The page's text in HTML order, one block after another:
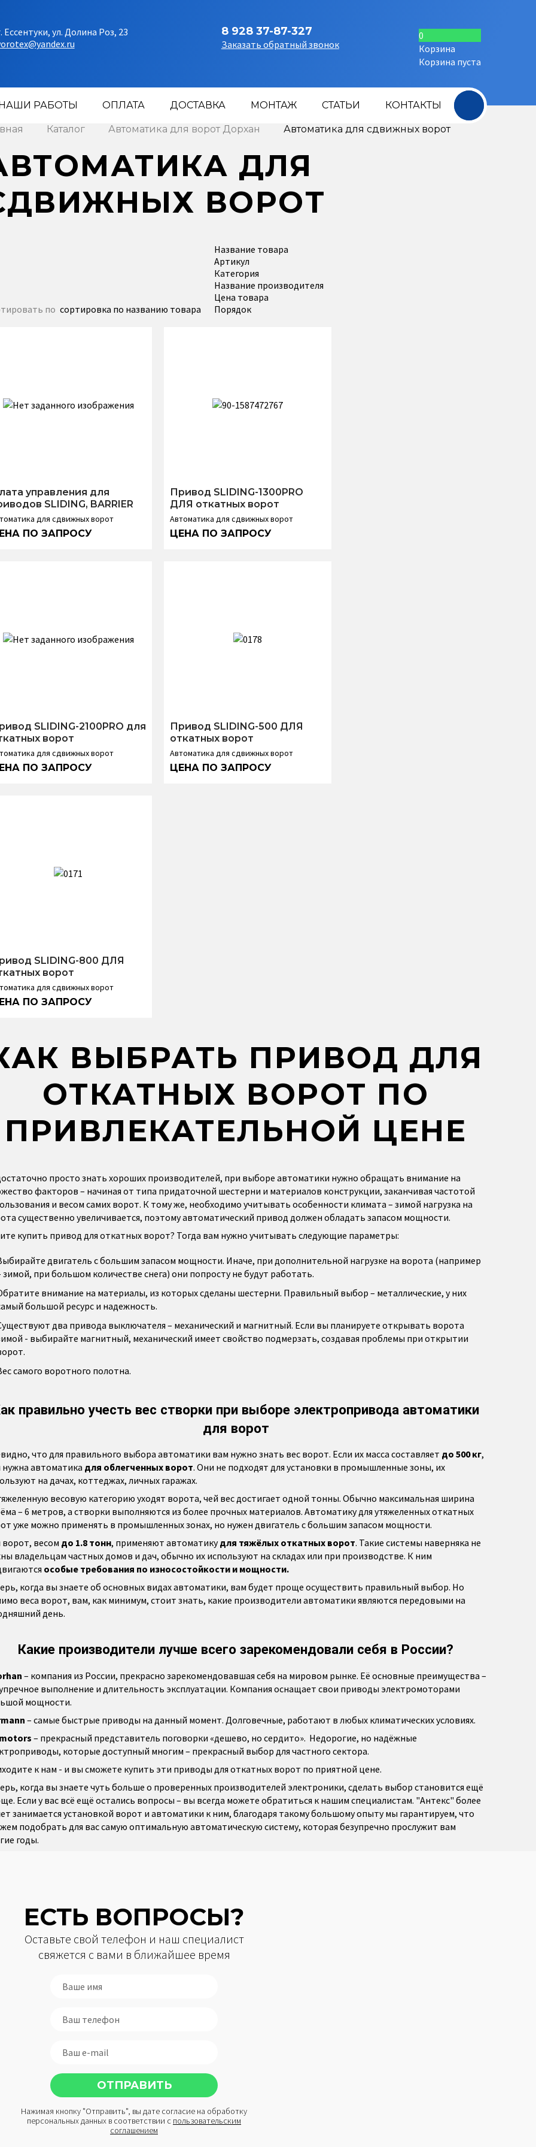
Ессентуки, ул. Долина Роз, 23
8 928 37-87-327
Заказать обратный звонок
0
Корзина
Корзина пуста
РАБОТЫ ОПЛАТА ДОСТАВКА МОНТАЖ СТАТЬИ КОНТАКТЫ +
Каталог Автоматика для ворот Дорхан Автоматика для сдвижных ворот
ДЛЯ
ВОРОТ
по сортировка по названию товара
Название товара
Артикул
Категория
Название производителя
Цена товара
Порядок
управления для
SLIDING, BARRIER
для сдвижных ворот
Привод SLIDING-1300PRO
ДЛЯ откатных ворот
Автоматика для сдвижных ворот
SLIDING-2100PRO для
ворот
для сдвижных ворот
Привод SLIDING-500 ДЛЯ
откатных ворот
Автоматика для сдвижных ворот
SLIDING-800 ДЛЯ
ворот
для сдвижных ворот
ВЫБРАТЬ ПРИВОД ДЛЯ
ОТКАТНЫХ ВОРОТ ПО
ПРИВЛЕКАТЕЛЬНОЙ ЦЕНЕ
просто знать хороших производителей, при выборе автоматики нужно обращать внимание на
факторов – начиная от типа придаточной шестерни и материалов конструкции, заканчивая частотой
и весом самих ворот. К тому же, необходимо учитывать особенности климата – зимой нагрузка на
существенно увеличивается, поэтому автоматический привод должен обладать запасом мощности.
купить привод для откатных ворот? Тогда вам нужно учитывать следующие параметры:
двигатель с большим запасом мощности. Иначе, при дополнительной нагрузке на ворота (например
зимой, при большом количестве снега) они попросту не будут работать.
внимание на материалы, из которых сделаны шестерни. Правильный выбор – металлические, у них
большой ресурс и надежность.
два привода выключателя – механический и магнитный. Если вы планируете открывать ворота
- выбирайте магнитный, механический имеет свойство подмерзать, создавая проблемы при открытии
самого воротного полотна.
правильно учесть вес створки при выборе электропривода автоматики
для ворот
что для правильного выбора автоматики вам нужно знать вес ворот. Если их масса составляет до 500 кг,
нужна автоматика для облегченных ворот. Они не подходят для установки в промышленные зоны, их
на дачах, коттеджах, личных гаражах.
весовую категорию уходят ворота, чей вес достигает одной тонны. Обычно максимальная ширина
– 6 метров, а створки выполняются из более прочных материалов. Автоматику для утяжеленных откатных
уже можно применять в промышленных зонах, но нужен двигатель с большим запасом мощности.
ворот, весом до 1.8 тонн, применяют автоматикудля тяжёлых откатных ворот. Такие системы наверняка не
владельцам частных домов и дач, обычно их используют на складах или при производстве. К ним
особые требования по износостойкости и мощности.
когда вы знаете об основных видах автоматики, вам будет проще осуществить правильный выбор. Но
веса ворот, вам, как минимум, стоит знать, какие производители автоматики являются передовыми на
день.
Какие производители лучше всего зарекомендовали себя в России?
– компания из России, прекрасно зарекомендовавшая себя на мировом рынке. Её основные преимущества –
выполнение и длительность эксплуатации. Компания оснащает свои приводы электромоторами
мощности.
– самые быстрые приводы на данный момент. Долговечные, работают в любых климатических условиях.
– прекрасный представитель поговорки «дешево, но сердито». Недорогие, но надёжные
которые доступный многим – прекрасный выбор для частного сектора.
к нам - и вы сможете купить эти приводы для откатных ворот по приятной цене.
когда вы знаете чуть больше о проверенных производителей электроники, сделать выбор становится ещё
Если у вас всё ещё остались вопросы – вы всегда можете обратиться к нашим специалистам. "Антекс" более
занимается установкой ворот и автоматики к ним, благодаря такому большому опыту мы гарантируем, что
подобрать для вас самую оптимальную автоматическую систему, которая безупречно прослужит вам
годы.
ЕСТЬ ВОПРОСЫ?
Оставьте свой телефон и наш специалист
свяжется с вами в ближайшее время
Нажимая кнопку "Отправить", вы дате согласие на обработку
персональных данных в соответствии с пользовательским
соглашением